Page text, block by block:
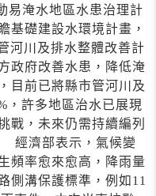
易淹水地區水患治理計
基礎建設水環境計畫，
河川及排水整體改善計
政府改善水患，降低淹
目前已將縣市管河川及
，許多地區治水已展現
戰，未來仍需持續編列
濟部表示，氣候變
頻率愈來愈高，降雨量
側溝保護標準，例如11